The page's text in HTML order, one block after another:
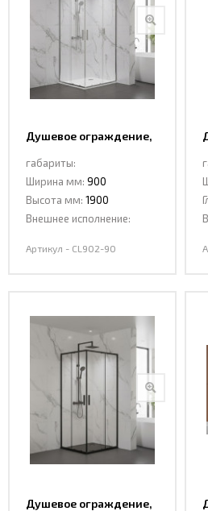
Душевое ограждение,
габариты:
Ширина мм: 900
Высота мм: 1900
Внешнее исполнение:
Артикул - CL902-90
Душевое ограждение,